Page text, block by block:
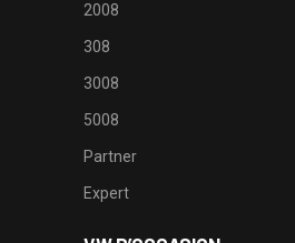
2008
308
3008
5008
Partner
Expert